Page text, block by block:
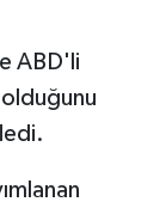
ABD'li